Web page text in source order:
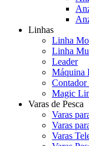
Linhas
Linha
Linha
Leader
Máquina
Contador
Magic
Varas de Pesca
Varas
Varas
Varas